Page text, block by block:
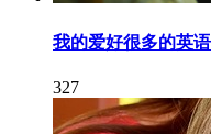
我的爱好很多的英
327